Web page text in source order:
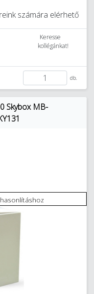
számára elérhető
Keresse
kollégánkat!
db.
Skybox MB-